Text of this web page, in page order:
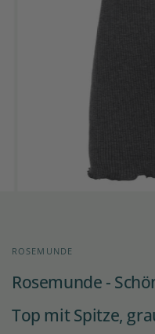
ROSEMUNDE
Rosemunde -
Top mit Spitze,